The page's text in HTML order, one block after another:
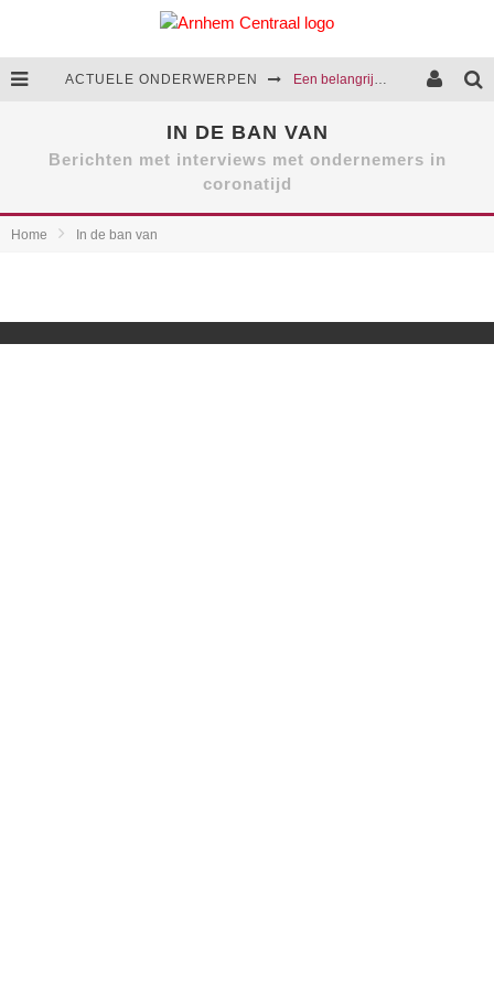
ACTUELE ONDERWERPEN Een belangrijke stap in de aanpak van huiselijk geweld
We presenteren het coalitieakkoord van 2026-2030
Rattenoverlast blijft een terugkerend probleem in Arnhem
IN DE BAN VAN
Berichten met interviews met ondernemers in
coronatijd
Home In de ban van